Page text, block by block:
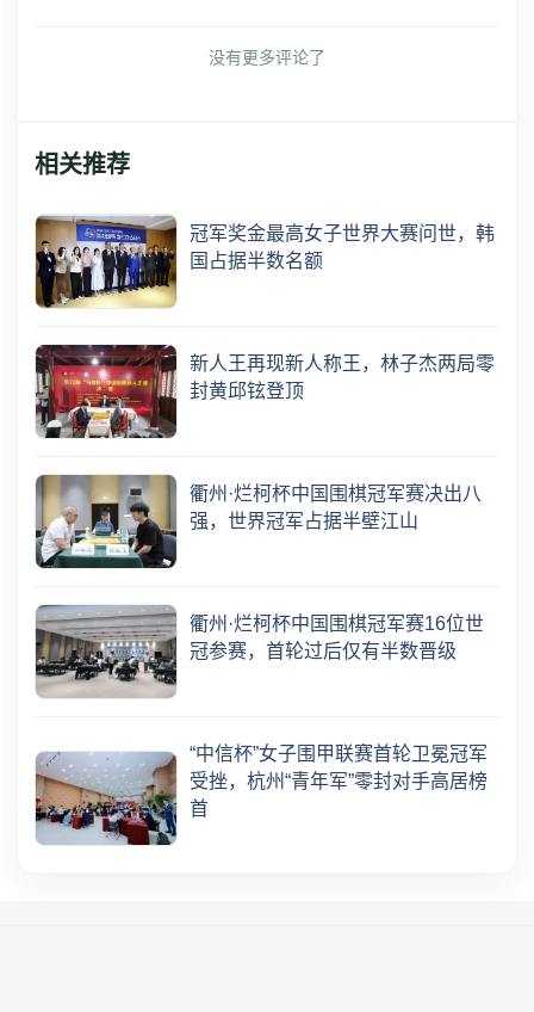
没有更多评论了
相关推荐
冠军奖金最高女子世界大赛问世，韩
国占据半数名额
新人王再现新人称王，林子杰两局零
封黄邱铉登顶
衢州·烂柯杯中国围棋冠军赛决出八
强，世界冠军占据半壁江山
衢州·烂柯杯中国围棋冠军赛16位世
冠参赛，首轮过后仅有半数晋级
“中信杯”女子围甲联赛首轮卫冕冠军
受挫，杭州“青年军”零封对手高居榜
首